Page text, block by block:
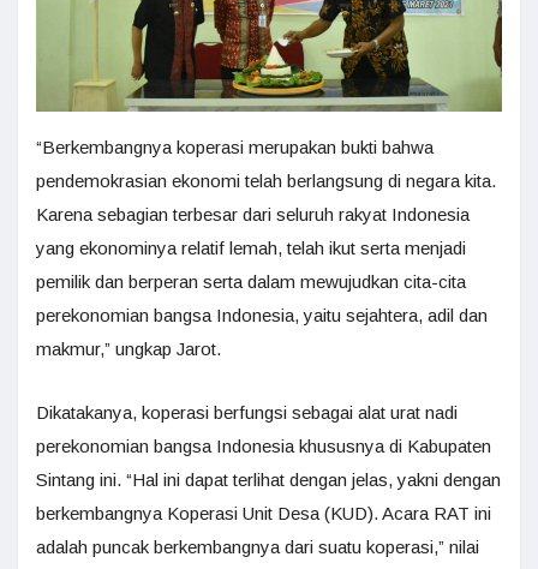
“Berkembangnya koperasi merupakan bukti bahwa
pendemokrasian ekonomi telah berlangsung di negara kita.
Karena sebagian terbesar dari seluruh rakyat Indonesia
yang ekonominya relatif lemah, telah ikut serta menjadi
pemilik dan berperan serta dalam mewujudkan cita-cita
perekonomian bangsa Indonesia, yaitu sejahtera, adil dan
makmur,” ungkap Jarot.
Dikatakanya, koperasi berfungsi sebagai alat urat nadi
perekonomian bangsa Indonesia khususnya di Kabupaten
Sintang ini. “Hal ini dapat terlihat dengan jelas, yakni dengan
berkembangnya Koperasi Unit Desa (KUD). Acara RAT ini
adalah puncak berkembangnya dari suatu koperasi,” nilai